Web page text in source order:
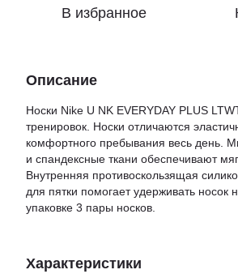
В избранное
Описание
Носки Nike U NK EVERYDAY PLUS
тренировок. Носки отличаются
комфортного пребывания весь день.
и спандексные ткани обеспечивают
Внутренняя противоскользящая
для пятки помогает удерживать носок
упаковке 3 пары носков.
Характеристики